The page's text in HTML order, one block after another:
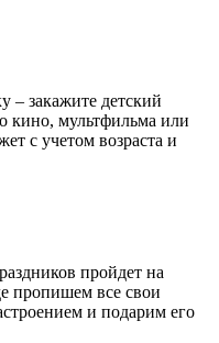
– закажите детский
кино, мультфильма или
с учетом возраста и
пройдет на
пропишем все свои
и подарим его